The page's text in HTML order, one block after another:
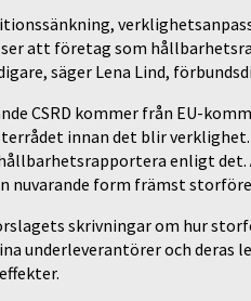
att företag som
säger Lena Lind,
CSRD kommer från EU-
innan det blir
enligt
nuvarande form främst
skrivningar om hur
underleverantörer och deras